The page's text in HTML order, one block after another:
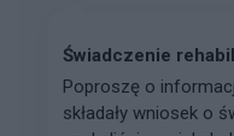
Świadczenie
Poproszę o
składały wniosek o